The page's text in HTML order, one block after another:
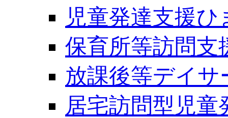
児童発達支援ひ
保育所等訪問支
放課後等デイサ
居宅訪問型児童